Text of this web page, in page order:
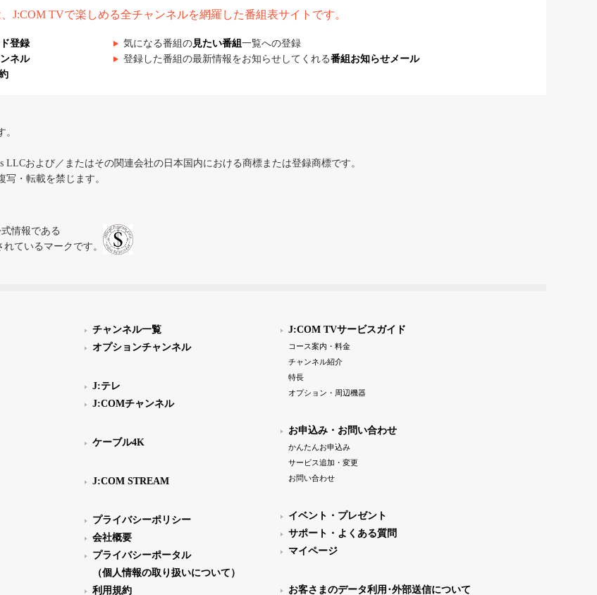
J:COM TVで楽しめる全チャンネルを網羅した番組表サイトです。
登録 気になる番組の見たい番組 一覧への登録
ネル 登録した番組の最新情報をお知らせしてくれる番組お知らせメール
および／またはその関連会社の日本国内における商標または登録商標です。
・転載を禁じます。
情報である
ているマークです。
チャンネル一覧
オプションチャンネル
J:テレ
J:COMチャンネル
ケーブル4K
J:COM STREAM
プライバシーポリシー
会社概要
プライバシーポータル
（個人情報の取り扱いについて）
利用規約
J:COM TVサービスガイド
コース案内・料金
チャンネル紹介
特長
オプション・周辺機器
お申込み・お問い合わせ
かんたんお申込み
サービス追加・変更
お問い合わせ
イベント・プレゼント
サポート・よくある質問
マイページ
お客さまのデータ利用･外部送信について